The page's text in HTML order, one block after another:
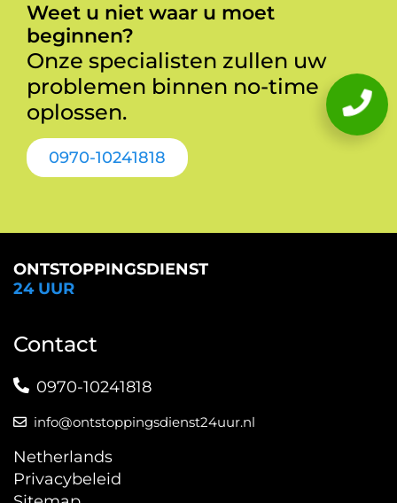
Weet u niet waar u moet
beginnen?
Onze specialisten zullen uw
problemen binnen no-time
oplossen.
0970-10241818
ONTSTOPPINGSDIENST
24 UUR
Contact
0970-10241818
info@ontstoppingsdienst24uur.nl
Netherlands
Privacybeleid